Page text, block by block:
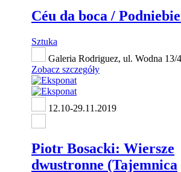
Céu da boca /
Sztuka
Galeria Rodriguez, ul. Wodna 13/
Zobacz szczegóły
12.10-29.11.2019
Piotr Bosacki: Wiersze
dwustronne (Tajemnica